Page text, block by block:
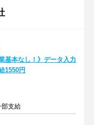
基本なし！》データ入力
1550円
部支給